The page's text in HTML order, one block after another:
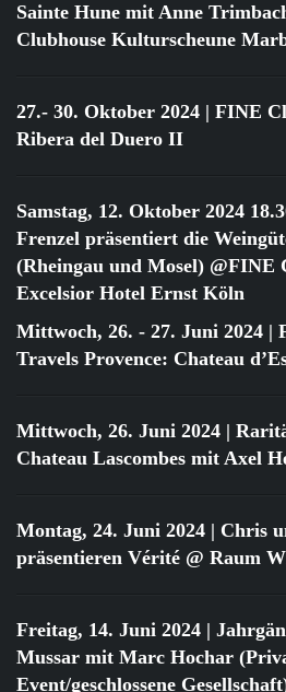
Sainte Hune mit Anne
Clubhouse Kulturscheune
27.- 30. Oktober 2024 | FINE
Ribera del Duero II
Samstag, 12. Oktober 2024
Frenzel präsentiert die
(Rheingau und Mosel) @FINE
Excelsior Hotel Ernst Köln
Mittwoch, 26. - 27. Juni 2024 |
Travels Provence: Chateau
Mittwoch, 26. Juni 2024 |
Chateau Lascombes mit Axel
Montag, 24. Juni 2024 | Chris
präsentieren Vérité @ Raum
Freitag, 14. Juni 2024 |
Mussar mit Marc Hochar
Event/geschlossene